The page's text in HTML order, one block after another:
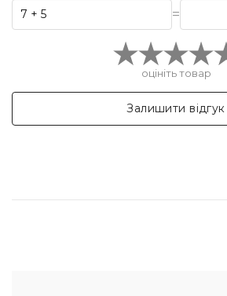
=
оцініть товар
Залишити відгук